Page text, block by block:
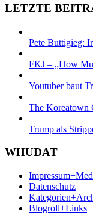
LETZTE
Pete Buttigieg:
FKJ – „How
Youtuber baut
The Koreatown
Trump als
WHUDAT
Datenschutz
Blogroll+Links